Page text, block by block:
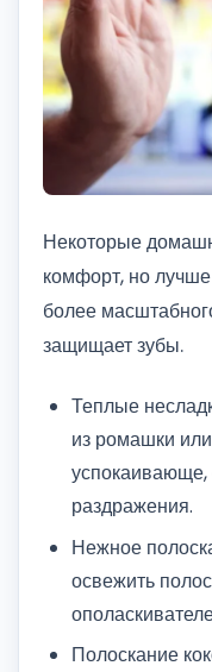
Некоторые
комфорт, но лучше
более
защищает зубы.
Теплые
из ромашки
раздражения.
Нежное
освежить
Полоскание